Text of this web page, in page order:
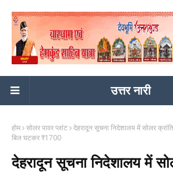
उत्तर नारी
होम सोलर पावर प्लांट देहरादून सूचना निदेशालय में सोलर
बिल घटकर ₹1700
देहरादून सूचना निदेशालय में